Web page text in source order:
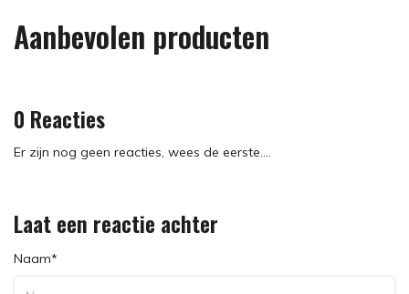
Aanbevolen producten
0 Reacties
Er zijn nog geen reacties, wees de eerste....
Laat een reactie achter
Naam*